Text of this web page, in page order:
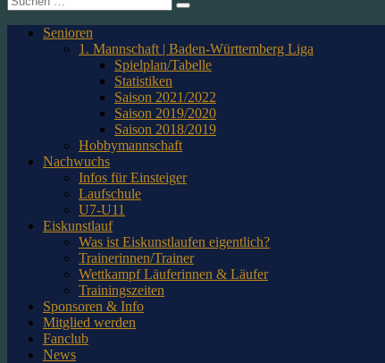
nach:
Senioren
1. Mannschaft | Baden-Württemberg Liga
Spielplan/Tabelle
Statistiken
Saison 2021/2022
Saison 2019/2020
Saison 2018/2019
Hobbymannschaft
Nachwuchs
Infos für Einsteiger
Laufschule
U7-U11
Eiskunstlauf
Was ist Eiskunstlaufen eigentlich?
Trainerinnen/Trainer
Wettkampf Läuferinnen & Läufer
Trainingszeiten
Sponsoren & Info
Mitglied werden
Fanclub
News